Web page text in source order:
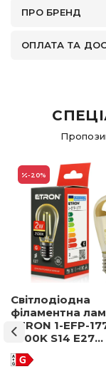
ПРО БРЕНД
ОПЛАТА ТА
-20%
Світлодіодна
філаментна
ETRON 1-EFP-
2500K S14 E27
позолочене